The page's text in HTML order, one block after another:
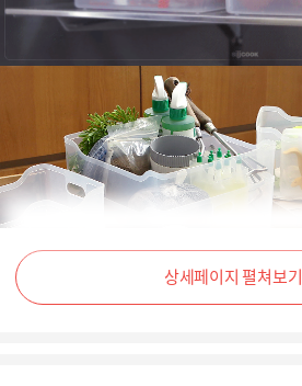
상세페이지 펼쳐보기